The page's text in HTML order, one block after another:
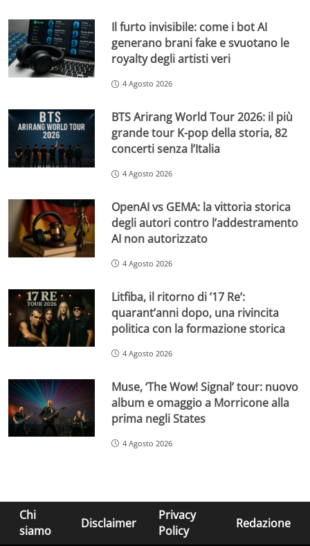
Il furto invisibile: come i bot AI
generano brani fake e svuotano le
royalty degli artisti veri
4 Agosto 2026
BTS Arirang World Tour 2026: il più
grande tour K-pop della storia, 82
concerti senza l’Italia
4 Agosto 2026
OpenAI vs GEMA: la vittoria storica
degli autori contro l’addestramento
AI non autorizzato
4 Agosto 2026
Litfiba, il ritorno di ’17 Re’:
quarant’anni dopo, una rivincita
politica con la formazione storica
4 Agosto 2026
Muse, ‘The Wow! Signal’ tour: nuovo
album e omaggio a Morricone alla
prima negli States
4 Agosto 2026
Chi
siamo
Disclaimer
Privacy
Policy
Redazione